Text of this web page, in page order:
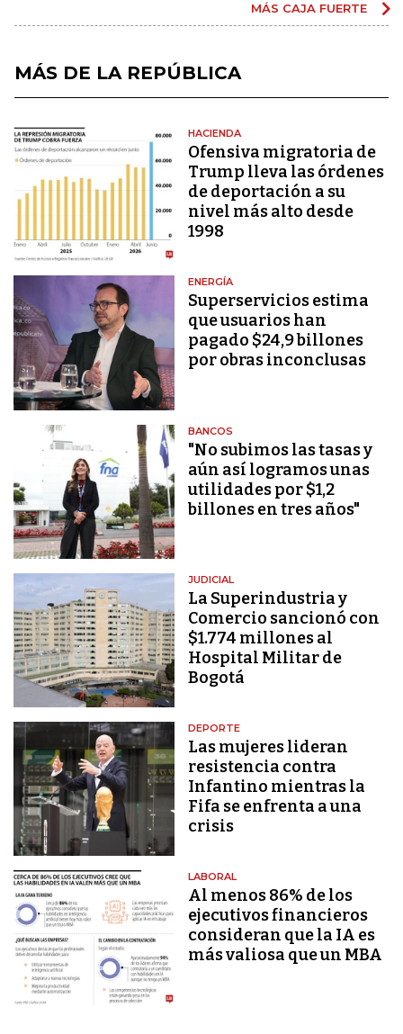
MÁS CAJA FUERTE
MÁS DE LA REPÚBLICA
HACIENDA
Ofensiva migratoria de
Trump lleva las órdenes
de deportación a su
nivel más alto desde
1998
ENERGÍA
Superservicios estima
que usuarios han
pagado $24,9 billones
por obras inconclusas
BANCOS
"No subimos las tasas y
aún así logramos unas
utilidades por $1,2
billones en tres años"
JUDICIAL
La Superindustria y
Comercio sancionó con
$1.774 millones al
Hospital Militar de
Bogotá
DEPORTE
Las mujeres lideran
resistencia contra
Infantino mientras la
Fifa se enfrenta a una
crisis
LABORAL
Al menos 86% de los
ejecutivos financieros
consideran que la IA es
más valiosa que un MBA